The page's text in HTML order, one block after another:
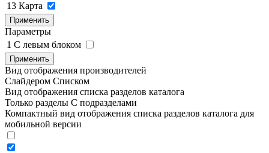
13 Карта
Применить
Параметры
1 C левым блоком
Применить
Вид отображения производителей
Слайдером Списком
Вид отображения списка разделов каталога
Только разделы С подразделами
Компактный вид отображения списка разделов каталога для
мобильной версии